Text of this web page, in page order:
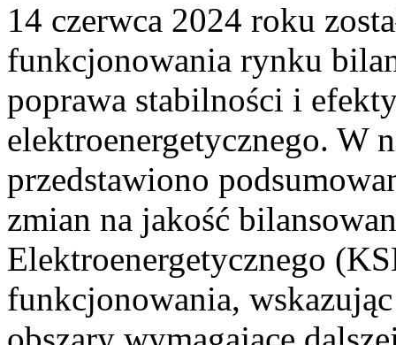
14 czerwca 2024 roku
funkcjonowania rynku
poprawa stabilności i
elektroenergetycznego. W
przedstawiono
zmian na jakość
Elektroenergetycznego
funkcjonowania,